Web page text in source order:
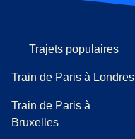
Trajets populaires
Train de Paris à Londres
Train de Paris à
Bruxelles